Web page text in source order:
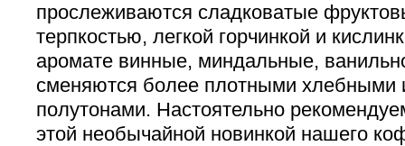
прослеживаются сладковатые
терпкостью, легкой горчинкой и
аромате винные, миндальные,
сменяются более плотными хлебными
полутонами. Настоятельно
этой необычайной новинкой нашего